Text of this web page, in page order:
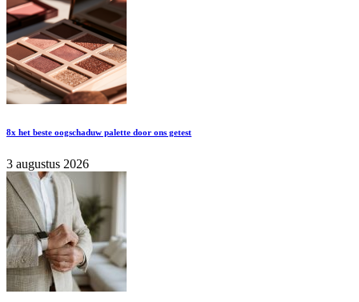
8x het beste oogschaduw palette door ons getest
3 augustus 2026